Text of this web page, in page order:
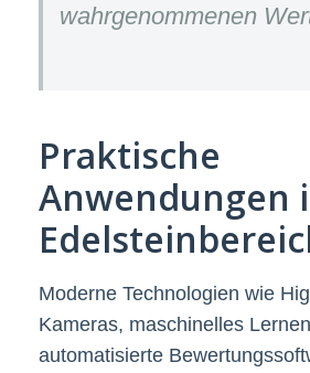
wahrgenommenen
Praktische
Anwendungen
Moderne Technologien wie
Kameras, maschinelles
automatisierte